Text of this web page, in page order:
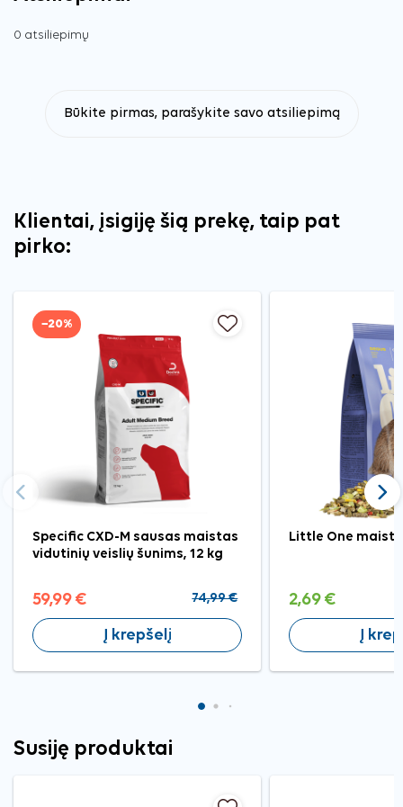
0 atsiliepimų
Būkite pirmas, parašykite savo atsiliepimą
Klientai, įsigiję šią prekę, taip pat
pirko:
−20%
Specific CXD-M sausas maistas
vidutinių veislių šunims, 12 kg
59,99 € 74,99 €
Į krepšelį
Little One
2,69 €
Į
Ankstesnis
Susiję produktai